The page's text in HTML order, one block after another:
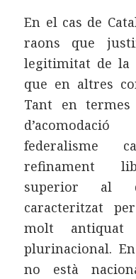
En el cas de
raons que
legitimitat de la
que en altres
Tant en termes
federalisme
refinament
superior al
caracteritzat
molt antiquat
plurinacional.
no està